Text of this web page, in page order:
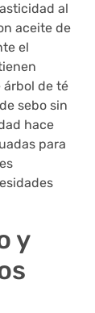
al
aceite de
el
árbol de té
sebo sin
hace
para
y